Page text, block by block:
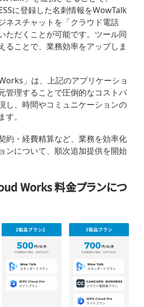
に登録した名刺情報をWowTalk
ネスチャットを「クラウド電話
ただくことが可能です。ツール同
ることで、業務効率をアップしま
」は、上記のアプリケーショ
管理することで圧倒的なコストパ
し、時間やコミュニケーションの
。
約・経費精算など、業務を効率化
ンについて、順次追加提供を開始
Works 料金プランにつ